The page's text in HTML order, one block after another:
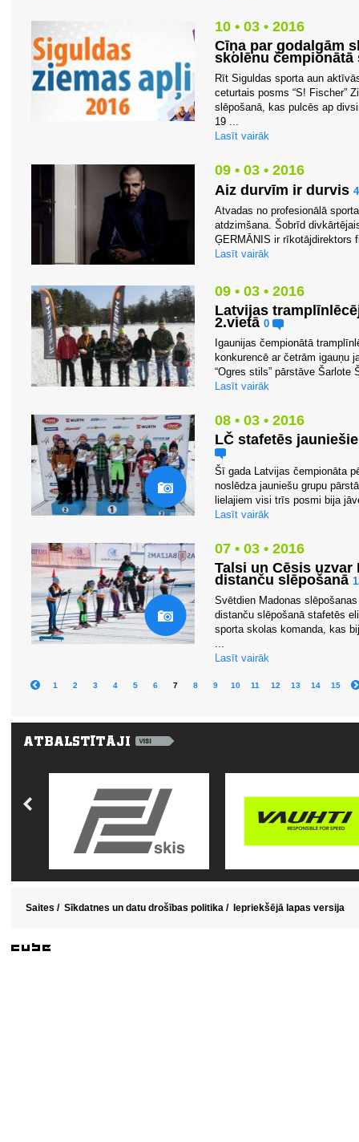
10 • 03 • 2016
Cīņa par godalgām
skolēnu čempionātā
Rīt Siguldas sporta aun
ceturtais posms “S! Fischer”
slēpošanā, kas pulcēs ap
19 ...
Lasīt vairāk
09 • 03 • 2016
Aiz durvīm ir durvis
Atvadas no profesionālā
atdzimšana. Šobrīd
ĢERMĀNIS ir rīkotājdirektors
Lasīt vairāk
09 • 03 • 2016
Latvijas
2.vietā 0
Igaunijas čempionātā
konkurencē ar četrām igauņu
“Ogres stils” pārstāve
Lasīt vairāk
08 • 03 • 2016
LČ stafetēs
Šī gada Latvijas čempionāta
noslēdza jauniešu grupu
lielajiem visi trīs posmi bija
Lasīt vairāk
07 • 03 • 2016
Talsi un Cēsis
distanču slēpošanā
Svētdien Madonas
distanču slēpošanā stafetēs
sporta skolas komanda, kas
...
Lasīt vairāk
1 2 3 4 5 6 7 8 9 10 11 12 13 14 15
Saites / Sīkdatnes un datu drošības politika / Iepriekšējā lapas versija